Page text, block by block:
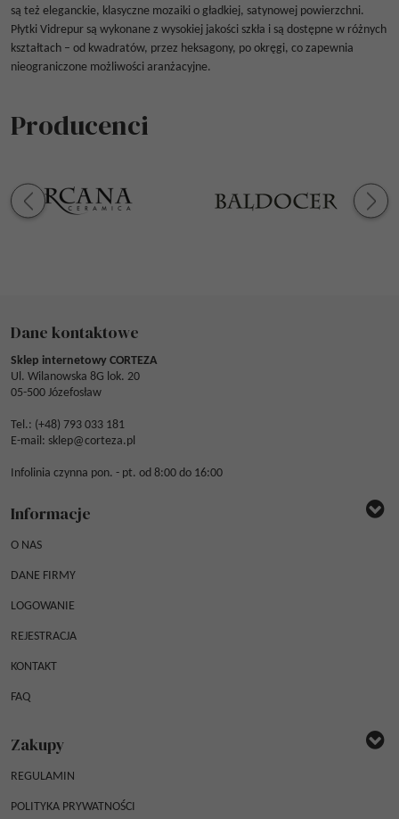
są też eleganckie, klasyczne mozaiki o gładkiej, satynowej powierzchni.
Płytki Vidrepur są wykonane z wysokiej jakości szkła i są dostępne w różnych
kształtach – od kwadratów, przez heksagony, po okręgi, co zapewnia
nieograniczone możliwości aranżacyjne.
Producenci
Dane kontaktowe
Sklep internetowy CORTEZA
Ul. Wilanowska 8G lok. 20
05-500 Józefosław
Tel.: (+48) 793 033 181
E-mail: sklep@corteza.pl
Infolinia czynna pon. - pt. od 8:00 do 16:00
Informacje
O NAS
DANE FIRMY
LOGOWANIE
REJESTRACJA
KONTAKT
FAQ
Zakupy
REGULAMIN
POLITYKA PRYWATNOŚCI